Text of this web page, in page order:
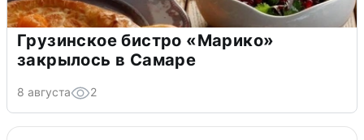
Грузинское бистро «Марико»
закрылось в Самаре
8 августа 2